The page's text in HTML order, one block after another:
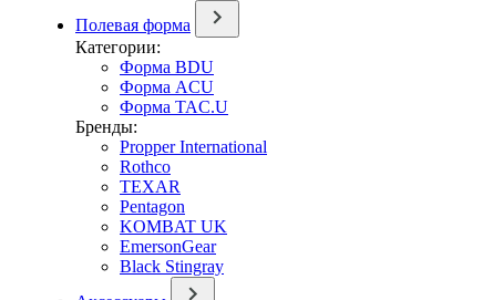
Полевая форма
Категории:
Форма BDU
Форма ACU
Форма TAC.U
Бренды:
Propper International
Rothco
TEXAR
Pentagon
KOMBAT UK
EmersonGear
Black Stingray